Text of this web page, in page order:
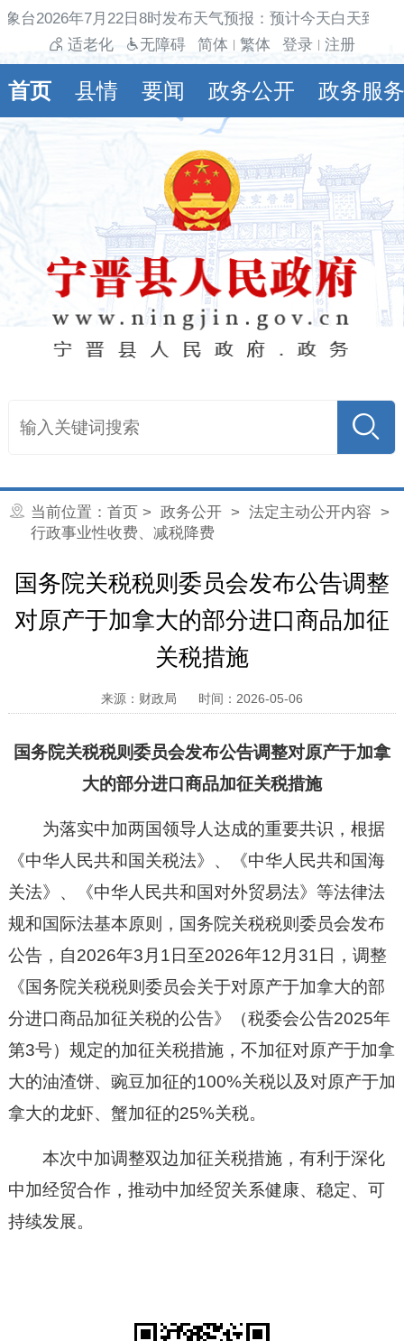
台2026年7月22日8时发布天气预报：预计今天白天到
适老化
无障碍 简体 繁体 登录 注册
首页 县情 要闻 政务公开 政务服务
当前位置： 首页 > 政务公开> 法定主动公开内容 >
行政事业性收费、减税降费
国务院关税税则委员会发布公告调整
对原产于加拿大的部分进口商品加征
关税措施
来源：财政局 时间：2026-05-06
国务院关税税则委员会发布公告调整对原产于加拿
大的部分进口商品加征关税措施
为落实中加两国领导人达成的重要共识，根据
《中华人民共和国关税法》、《中华人民共和国海
关法》、《中华人民共和国对外贸易法》等法律法
规和国际法基本原则，国务院关税税则委员会发布
公告，自2026年3月1日至2026年12月31日，调整
《国务院关税税则委员会关于对原产于加拿大的部
分进口商品加征关税的公告》（税委会公告2025年
第3号）规定的加征关税措施，不加征对原产于加拿
大的油渣饼、豌豆加征的100%关税以及对原产于加
拿大的龙虾、蟹加征的25%关税。
本次中加调整双边加征关税措施，有利于深化
中加经贸合作，推动中加经贸关系健康、稳定、可
持续发展。